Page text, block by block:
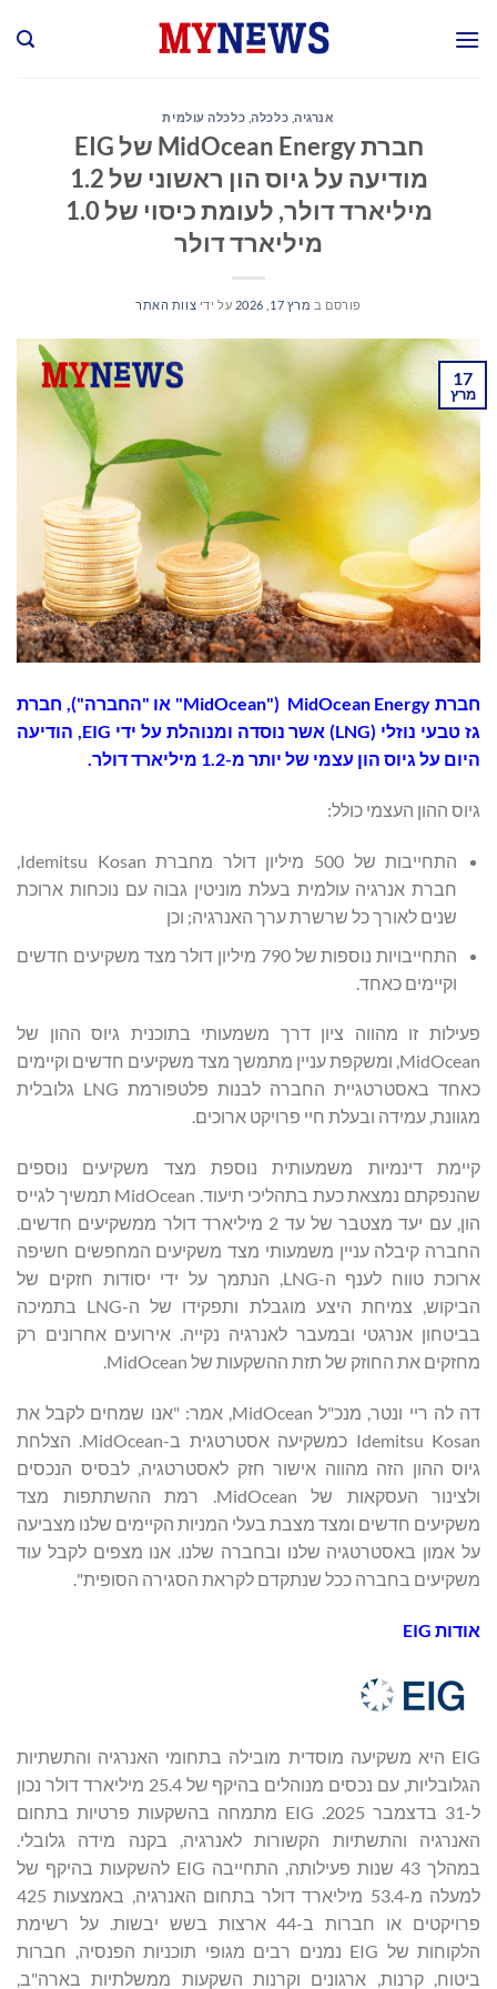
אנרגיה, כלכלה, כלכלה עולמית
חברת MidOcean Energy של EIG
מודיעה על גיוס הון ראשוני של 1.2
מיליארד דולר, לעומת כיסוי של 1.0
מיליארד דולר
פורסם ב מרץ 17, 2026 על ידי צוות האתר
17
מרץ
חברת MidOcean Energy ("MidOcean" או "החברה"), חברת
גז טבעי נוזלי (LNG) אשר נוסדה ומנוהלת על ידי EIG, הודיעה
היום על גיוס הון עצמי של יותר מ-1.2 מיליארד דולר.
גיוס ההון העצמי כולל:
התחייבות של 500 מיליון דולר מחברת Idemitsu Kosan,
חברת אנרגיה עולמית בעלת מוניטין גבוה עם נוכחות ארוכת
שנים לאורך כל שרשרת ערך האנרגיה; וכן
התחייבויות נוספות של 790 מיליון דולר מצד משקיעים חדשים
וקיימים כאחד.
פעילות זו מהווה ציון דרך משמעותי בתוכנית גיוס ההון של
MidOcean, ומשקפת עניין מתמשך מצד משקיעים חדשים וקיימים
כאחד באסטרטגיית החברה לבנות פלטפורמת LNG גלובלית
מגוונת, עמידה ובעלת חיי פרויקט ארוכים.
קיימת דינמיות משמעותית נוספת מצד משקיעים נוספים
שהנפקתם נמצאת כעת בתהליכי תיעוד. MidOcean תמשיך לגייס
הון, עם יעד מצטבר של עד 2 מיליארד דולר ממשקיעים חדשים.
החברה קיבלה עניין משמעותי מצד משקיעים המחפשים חשיפה
ארוכת טווח לענף ה-LNG, הנתמך על ידי יסודות חזקים של
הביקוש, צמיחת היצע מוגבלת ותפקידו של ה-LNG בתמיכה
בביטחון אנרגטי ובמעבר לאנרגיה נקייה. אירועים אחרונים רק
מחזקים את החוזק של תזת ההשקעות של MidOcean.
דה לה ריי ונטר, מנכ"ל MidOcean, אמר: "אנו שמחים לקבל את
Idemitsu Kosan כמשקיעה אסטרטגית ב-MidOcean. הצלחת
גיוס ההון הזה מהווה אישור חזק לאסטרטגיה, לבסיס הנכסים
ולצינור העסקאות של MidOcean. רמת ההשתתפות מצד
משקיעים חדשים ומצד מצבת בעלי המניות הקיימים שלנו מצביעה
על אמון באסטרטגיה שלנו ובחברה שלנו. אנו מצפים לקבל עוד
משקיעים בחברה ככל שנתקדם לקראת הסגירה הסופית".
אודות EIG
EIG היא משקיעה מוסדית מובילה בתחומי האנרגיה והתשתיות
הגלובליות, עם נכסים מנוהלים בהיקף של ‎25.4 מיליארד דולר נכון
ל-31 בדצמבר 2025. EIG מתמחה בהשקעות פרטיות בתחום
האנרגיה והתשתיות הקשורות לאנרגיה, בקנה מידה גלובלי.
במהלך 43 שנות פעילותה, התחייבה EIG להשקעות בהיקף של
למעלה מ-53.4 מיליארד דולר בתחום האנרגיה, באמצעות 425
פרויקטים או חברות ב-44 ארצות בשש יבשות. על רשימת
הלקוחות של EIG נמנים רבים מגופי תוכניות הפנסיה, חברות
ביטוח, קרנות, ארגונים וקרנות השקעות ממשלתיות בארה"ב,